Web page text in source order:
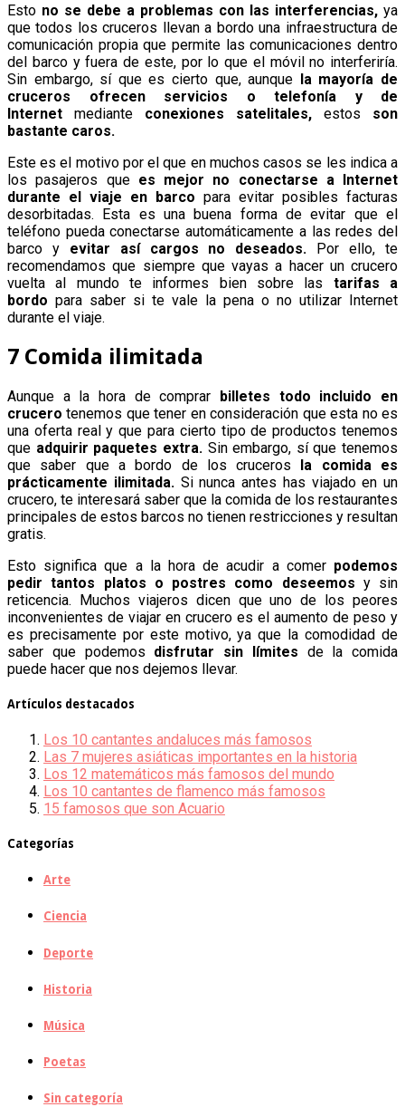
Esto no se debe a problemas con las interferencias, ya
que todos los cruceros llevan a bordo una infraestructura de
comunicación propia que permite las comunicaciones dentro
del barco y fuera de este, por lo que el móvil no interferiría.
Sin embargo, sí que es cierto que, aunque la mayoría de
cruceros ofrecen servicios o telefonía y de
Internet mediante conexiones satelitales, estos son
bastante caros.
Este es el motivo por el que en muchos casos se les indica a
los pasajeros que es mejor no conectarse a Internet
durante el viaje en barco para evitar posibles facturas
desorbitadas. Esta es una buena forma de evitar que el
teléfono pueda conectarse automáticamente a las redes del
barco yevitar así cargos no deseados. Por ello, te
recomendamos que siempre que vayas a hacer un crucero
vuelta al mundo te informes bien sobre las tarifas a
bordo para saber si te vale la pena o no utilizar Internet
durante el viaje.
7 Comida ilimitada
Aunque a la hora de comprar billetes todo incluido en
crucero tenemos que tener en consideración que esta no es
una oferta real y que para cierto tipo de productos tenemos
que adquirir paquetes extra. Sin embargo, sí que tenemos
que saber que a bordo de los cruceros la comida es
prácticamente ilimitada. Si nunca antes has viajado en un
crucero, te interesará saber que la comida de los restaurantes
principales de estos barcos no tienen restricciones y resultan
gratis.
Esto significa que a la hora de acudir a comer podemos
pedir tantos platos o postres como deseemos y sin
reticencia. Muchos viajeros dicen que uno de los peores
inconvenientes de viajar en crucero es el aumento de peso y
es precisamente por este motivo, ya que la comodidad de
saber que podemos disfrutar sin límites de la comida
puede hacer que nos dejemos llevar.
Artículos destacados
Los 10 cantantes andaluces más famosos
Las 7 mujeres asiáticas importantes en la historia
Los 12 matemáticos más famosos del mundo
Los 10 cantantes de flamenco más famosos
15 famosos que son Acuario
Categorías
Arte
Ciencia
Deporte
Historia
Música
Poetas
Sin categoría